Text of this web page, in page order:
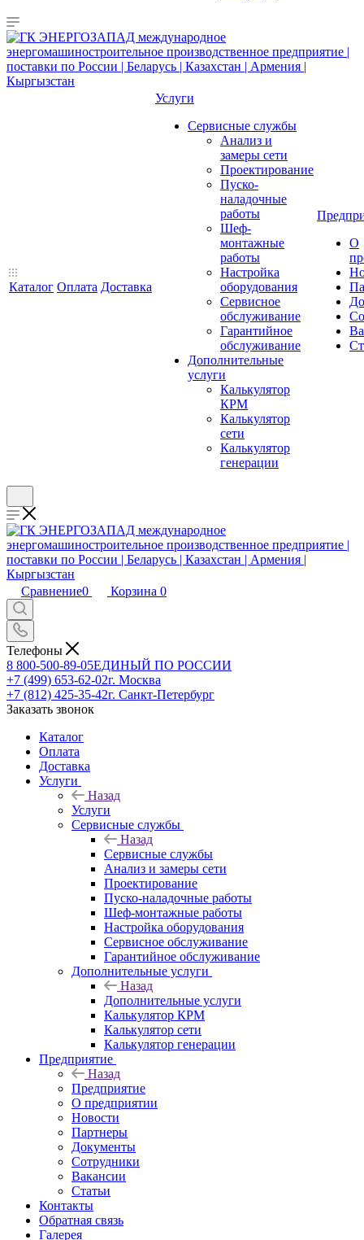
Каталог Оплата Доставка
Услуги
Сервисные службы
Анализ и
замеры сети
Проектирование
Пуско-
наладочные
работы
Шеф-
монтажные
работы
Настройка
оборудования
Сервисное
обслуживание
Гарантийное
обслуживание
Дополнительные
услуги
Калькулятор
КРМ
Калькулятор
сети
Калькулятор
генерации
О
Сравнение0 Корзина 0
Телефоны
8 800-500-89-05ЕДИНЫЙ ПО РОССИИ
+7 (499) 653-62-02г. Москва
+7 (812) 425-35-42г. Санкт-Петербург
Заказать звонок
Каталог
Оплата
Доставка
Услуги
Назад
Услуги
Сервисные службы
Назад
Сервисные службы
Анализ и замеры сети
Проектирование
Пуско-наладочные работы
Шеф-монтажные работы
Настройка оборудования
Сервисное обслуживание
Гарантийное обслуживание
Дополнительные услуги
Назад
Дополнительные услуги
Калькулятор КРМ
Калькулятор сети
Калькулятор генерации
Предприятие
Назад
Предприятие
О предприятии
Новости
Партнеры
Документы
Сотрудники
Вакансии
Статьи
Контакты
Обратная связь
Галерея